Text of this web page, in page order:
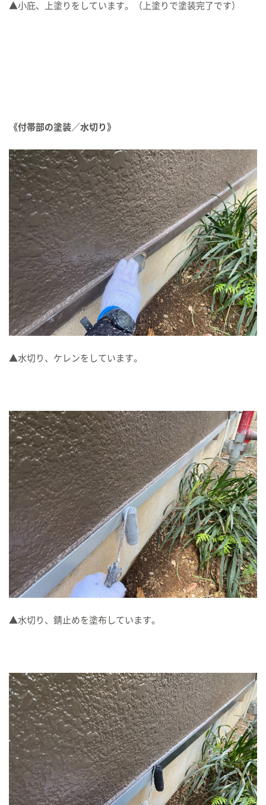
▲小庇、上塗りをしています。（上塗りで塗装完了です）
《付帯部の塗装／水切り》
▲水切り、ケレンをしています。
▲水切り、錆止めを塗布しています。